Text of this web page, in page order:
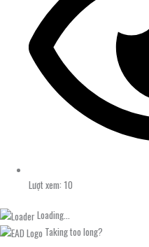
Lượt xem: 10
Loading...
Taking too long?